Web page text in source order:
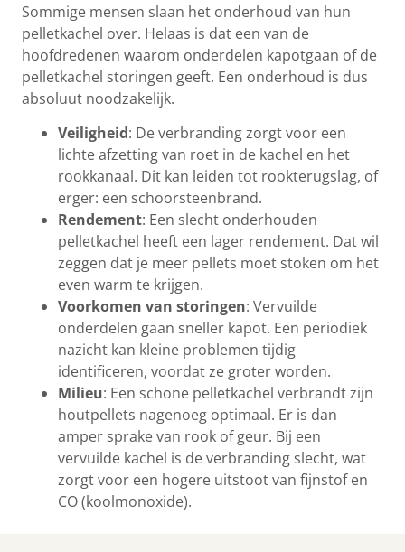
Sommige mensen slaan het onderhoud van hun
pelletkachel over. Helaas is dat een van de
hoofdredenen waarom onderdelen kapotgaan of de
pelletkachel storingen geeft. Een onderhoud is dus
absoluut noodzakelijk.
Veiligheid: De verbranding zorgt voor een
lichte afzetting van roet in de kachel en het
rookkanaal. Dit kan leiden tot rookterugslag, of
erger: een schoorsteenbrand.
Rendement: Een slecht onderhouden
pelletkachel heeft een lager rendement. Dat wil
zeggen dat je meer pellets moet stoken om het
even warm te krijgen.
Voorkomen van storingen: Vervuilde
onderdelen gaan sneller kapot. Een periodiek
nazicht kan kleine problemen tijdig
identificeren, voordat ze groter worden.
Milieu: Een schone pelletkachel verbrandt zijn
houtpellets nagenoeg optimaal. Er is dan
amper sprake van rook of geur. Bij een
vervuilde kachel is de verbranding slecht, wat
zorgt voor een hogere uitstoot van fijnstof en
CO (koolmonoxide).